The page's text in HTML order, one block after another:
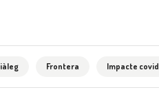
Frontera Impacte